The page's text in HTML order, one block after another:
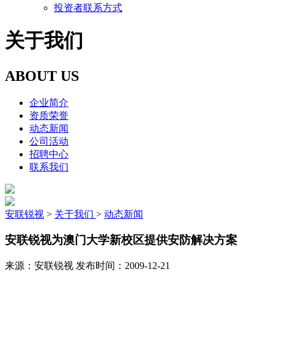
投资者联系方式
关于我们
ABOUT US
企业简介
资质荣誉
动态新闻
公司活动
招聘中心
联系我们
安联锐视 > 关于我们 > 动态新闻
安联锐视为澳门大学新校区提供安防解决方案
来源： 安联锐视 发布时间： 2009-12-21